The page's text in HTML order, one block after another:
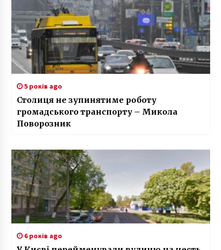
5 років ago
Столиця не зупинятиме роботу
громадського транспорту – Микола
Поворозник
6 років ago